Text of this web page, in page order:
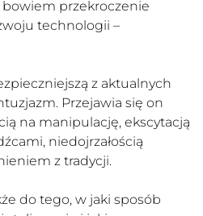
przekroczenie
technologii –
z aktualnych
Przejawia się on
na manipulację, ekscytacją
niedojrzałością
z tradycji.
do tego, w jaki sposób